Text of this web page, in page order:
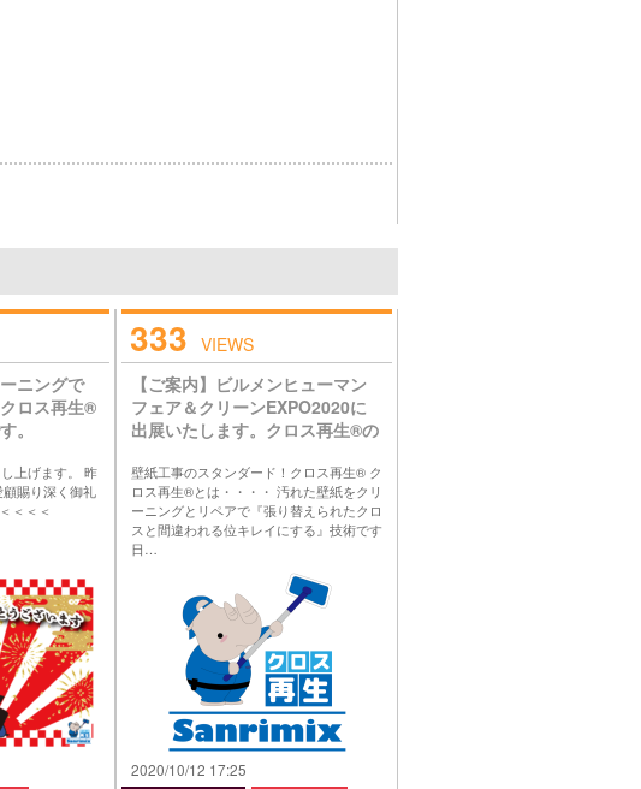
ニングで
ロス再生®
。
上げます。 昨
賜り深く御礼
＜＜＜＜
333 VIEWS
【ご案内】ビルメンヒューマン
フェア＆クリーンEXPO2020に
出展いたします。クロス再生®の
壁紙工事のスタンダード！クロス再生® ク
ロス再生®とは・・・・ 汚れた壁紙をクリ
ーニングとリペアで『張り替えられたクロ
スと間違われる位キレイにする』技術です
日…
2020/10/12 17:25